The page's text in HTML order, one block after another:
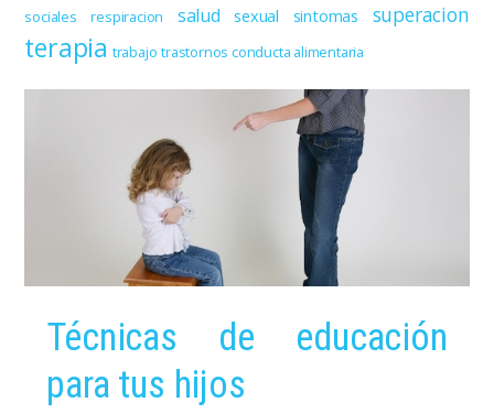
sociales
respiracion salud sexual sintomas superacion
terapia trabajo trastornos conducta alimentaria
Técnicas de educación
para tus hijos